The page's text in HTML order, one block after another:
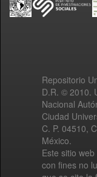
Repositorio
D.R. © 2010.
Nacional
Ciudad
C. P. 04510,
México.
Este sitio
con fines no